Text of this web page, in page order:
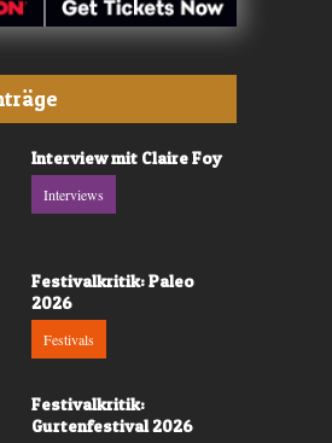
Interview mit Claire Foy
Interviews
Festivalkritik: Paleo
2026
Festivals
Festivalkritik:
Gurtenfestival 2026